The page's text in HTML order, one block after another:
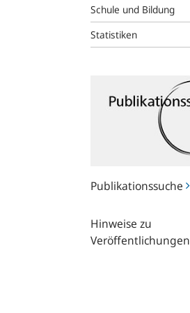
Schule und Bildung
Statistiken
Publikationssuche
Publikationssuche
Hinweise zu
Veröffentlichungen
zu
Veröffentlichungen